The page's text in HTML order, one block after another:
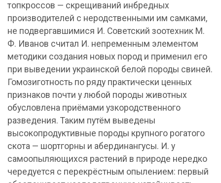
топкроссов — скрещиваний инбредных
производителей с неродственными им самками,
не подвергавшимися И. Советский зоотехник М.
Ф. Иванов считал И. непременным элементом
методики создания новых пород и применил его
при выведении украинской белой породы свиней.
Гомозиготность по ряду практически ценных
признаков почти у любой породы животных
обусловлена приёмами узкородственного
разведения. Таким путём выведены
высокопродуктивные породы крупного рогатого
скота — шортгорны и абердинангусы. И. у
самоопыляющихся растений в природе нередко
чередуется с перекрёстным опылением: первый